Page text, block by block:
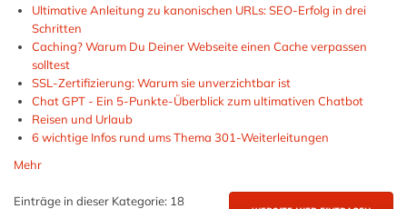
Ultimative Anleitung zu kanonischen URLs: SEO-Erfolg in drei
Schritten
Caching? Warum Du Deiner Webseite einen Cache verpassen
solltest
SSL-Zertifizierung: Warum sie unverzichtbar ist
Chat GPT - Ein 5-Punkte-Überblick zum ultimativen Chatbot
Reisen und Urlaub
6 wichtige Infos rund ums Thema 301-Weiterleitungen
Mehr
Einträge in dieser Kategorie: 18